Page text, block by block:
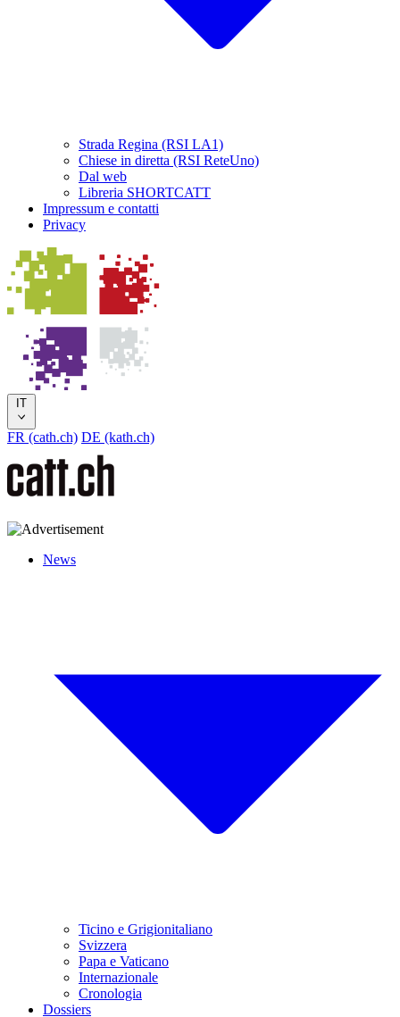
Strada Regina (RSI LA1)
Chiese in diretta (RSI ReteUno)
Dal web
Libreria SHORTCATT
Impressum e contatti
Privacy
IT
FR (cath.ch) DE (kath.ch)
News
Ticino e Grigionitaliano
Svizzera
Papa e Vaticano
Internazionale
Cronologia
Dossiers